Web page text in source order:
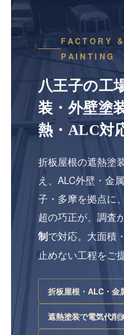
FACTORY
PAINTING
八王子の工
装・外壁塗
熱・ALC対
折板屋根の遮熱塗
え、ALC外壁・金
子・多摩を拠点に
超の巧正が、調査
制で対応。大面積
止めない工程をご
折板屋根・ALC・金
遮熱塗装で電気代削